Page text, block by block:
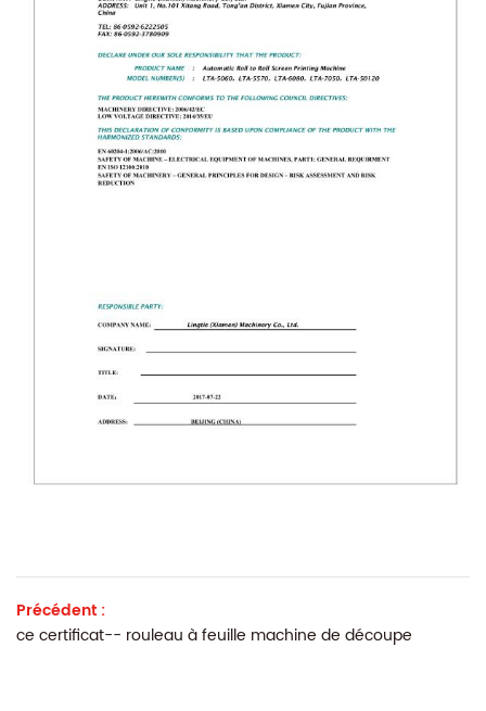
Précédent :
ce certificat-- rouleau à feuille machine de découpe